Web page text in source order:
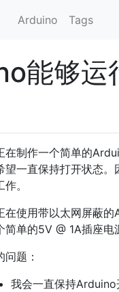
Arduino Tags
能够运
在制作一个简单的
望一直保持打开状态
。
在使用带以太网屏蔽
简单的5V @ 1A插座电
问题：
我会一直保持Arduino